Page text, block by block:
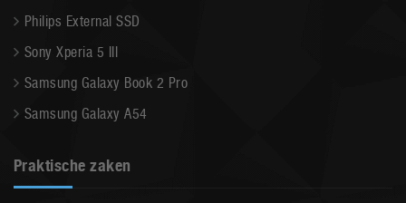
Philips External SSD
Sony Xperia 5 III
Samsung Galaxy Book 2 Pro
Samsung Galaxy A54
Praktische zaken